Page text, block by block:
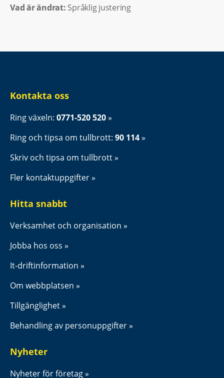
Vad är ändrat: Språklig justering
Kontakta oss
Ring växeln: 0771-520 520
Ring och tipsa om tullbrott: 90 114
Skriv och tipsa om tullbrott
Fler kontaktuppgifter
Hitta snabbt
Verksamhet och organisation
Jobba hos oss
It-driftinformation
Om webbplatsen
Tillgänglighet
Behandling av personuppgifter
Nyheter
Nyheter för företag